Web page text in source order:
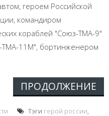
героем Российской
командиром
кораблей "Союз-ТМА-9"
ТМА-11М", бортинженером
ПРОДОЛЖЕНИЕ
Тэги герой россии,